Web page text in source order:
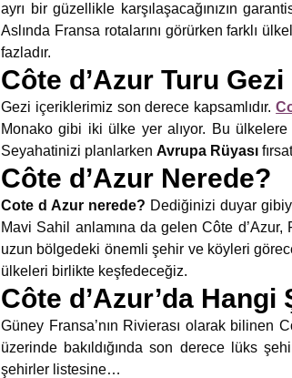
ayrı bir güzellikle karşılaşacağınızın
Aslında Fransa rotalarını görürken farklı
fazladır.
Côte d’Azur Turu
Gezi içeriklerimiz son derece kapsamlıdır.
Monako gibi iki ülke yer alıyor. Bu
Seyahatinizi planlarken Avrupa Rüyası
Côte d’Azur Nerede?
Cote d Azur nerede? Dediğinizi duyar
Mavi Sahil anlamına da gelen Côte
uzun bölgedeki önemli şehir ve köyleri
ülkeleri birlikte keşfedeceğiz.
Côte d’Azur’da
Güney Fransa’nın Rivierası olarak bilinen
üzerinde bakıldığında son derece lüks
şehirler listesine…